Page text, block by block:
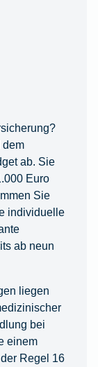
dem
ab. Sie
Euro
Sie
individuelle
ab neun
liegen
bei
einem
Regel 16